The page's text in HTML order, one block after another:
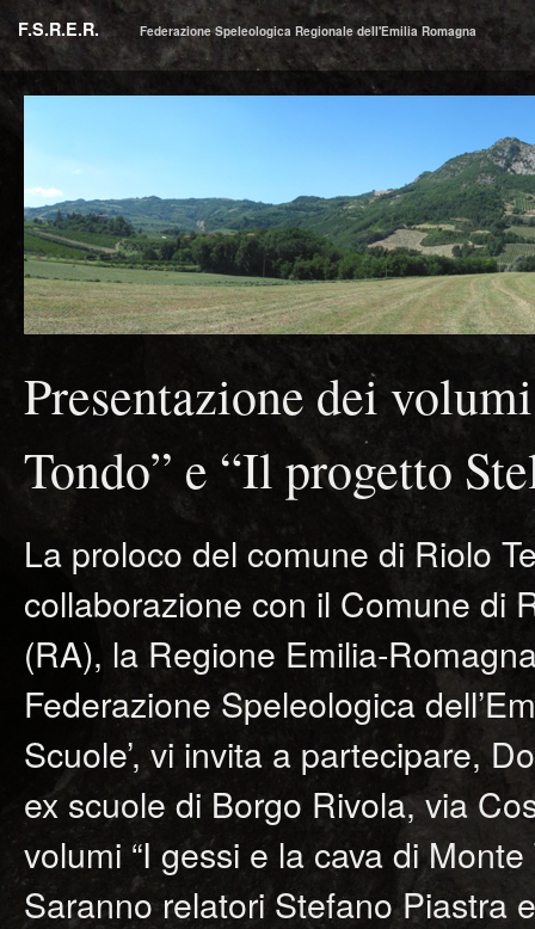
F.S.R.E.R. Federazione Speleologica Regionale dell'Emilia Romagna
Presentazione dei
Tondo” e “Il progetto
La proloco del comune di Riolo
collaborazione con il Comune di
(RA), la Regione Emilia-
Federazione Speleologica
Scuole’, vi invita a partecipare,
ex scuole di Borgo Rivola, via
volumi “I gessi e la cava di
Saranno relatori Stefano Piastra